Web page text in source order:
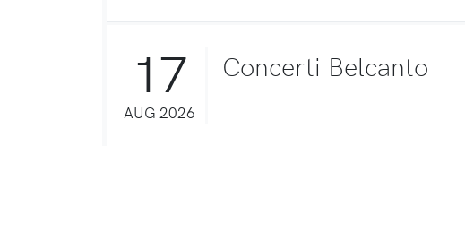
17
AUG 2026
Concerti Belcanto